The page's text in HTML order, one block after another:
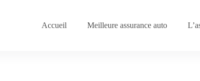
Accueil Meilleure assurance auto